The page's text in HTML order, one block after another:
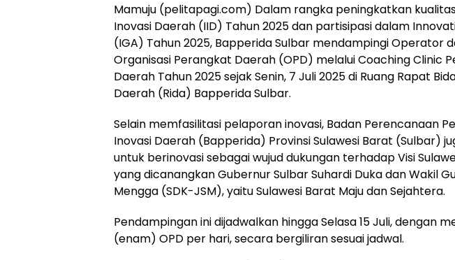
Mamuju (pelitapagi.com) Dalam rangka peningkatkan
Inovasi Daerah (IID) Tahun 2025 dan partisipasi dalam
(IGA) Tahun 2025, Bapperida Sulbar mendampingi Operator
Organisasi Perangkat Daerah (OPD) melalui Coaching Clinic
Daerah Tahun 2025 sejak Senin, 7 Juli 2025 di Ruang Rapat
Daerah (Rida) Bapperida Sulbar.
Selain memfasilitasi pelaporan inovasi, Badan Perencanaan
Inovasi Daerah (Bapperida) Provinsi Sulawesi Barat (Sulbar)
untuk berinovasi sebagai wujud dukungan terhadap Visi
yang dicanangkan Gubernur Sulbar Suhardi Duka dan Wakil
Mengga (SDK-JSM), yaitu Sulawesi Barat Maju dan Sejahtera.
Pendampingan ini dijadwalkan hingga Selasa 15 Juli, dengan
(enam) OPD per hari, secara bergiliran sesuai jadwal.